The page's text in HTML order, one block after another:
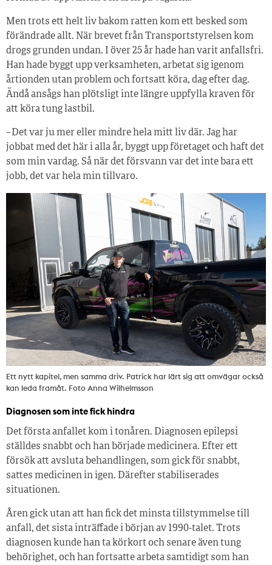
Men trots ett helt liv bakom ratten kom ett besked som
förändrade allt. När brevet från Transportstyrelsen kom
drogs grunden undan. I över 25 år hade han varit anfallsfri.
Han hade byggt upp verksamheten, arbetat sig igenom
årtionden utan problem och fortsatt köra, dag efter dag.
Ändå ansågs han plötsligt inte längre uppfylla kraven för
att köra tung lastbil.
– Det var ju mer eller mindre hela mitt liv där. Jag har
jobbat med det här i alla år, byggt upp företaget och haft det
som min vardag. Så när det försvann var det inte bara ett
jobb, det var hela min tillvaro.
Ett nytt kapitel, men samma driv. Patrick har lärt sig att omvägar också
kan leda framåt. Foto Anna Wilhelmsson
Diagnosen som inte fick hindra
Det första anfallet kom i tonåren. Diagnosen epilepsi
ställdes snabbt och han började medicinera. Efter ett
försök att avsluta behandlingen, som gick för snabbt,
sattes medicinen in igen. Därefter stabiliserades
situationen.
Åren gick utan att han fick det minsta tillstymmelse till
anfall, det sista inträffade i början av 1990-talet. Trots
diagnosen kunde han ta körkort och senare även tung
behörighet, och han fortsatte arbeta samtidigt som han